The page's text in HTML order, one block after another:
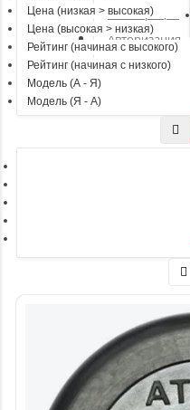
Регистрация
Авторизация
Цена (низкая > высокая)
Цена (высокая > низкая)
Рейтинг (начиная с высокого)
Рейтинг (начиная с низкого)
Модель (А - Я)
Модель (Я - А)